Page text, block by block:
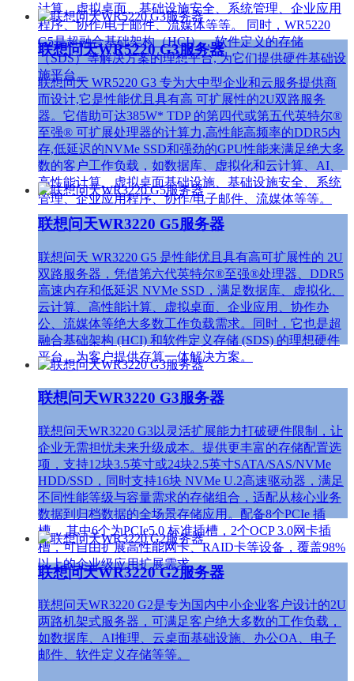
计算、虚拟桌面、基础设施安全、系统管理、企业应用
程序、协作/电子邮件、流媒体等等。 同时，WR5220
G5是超融合基础架构（HCI），软件定义的存储
（SDS）等解决方案的理想平台, 为它们提供硬件基础设
施平台。
联想问天WR5220 G3服务器
联想问天 WR5220 G3 专为大中型企业和云服务提供商
而设计,它是性能优且具有高 可扩展性的2U双路服务
器。它借助可达385W* TDP 的第四代或第五代英特尔®
至强® 可扩展处理器的计算力,高性能高频率的DDR5内
存,低延迟的NVMe SSD和强劲的GPU性能来满足绝大多
数的客户工作负载，如数据库、虚拟化和云计算、AI、
高性能计算、虚拟桌面基础设施、基础设施安全、系统
管理、企业应用程序、协作/电子邮件、流媒体等等。
联想问天WR3220 G5服务器
联想问天 WR3220 G5 是性能优且具有高可扩展性的 2U
双路服务器，凭借第六代英特尔®至强®处理器、DDR5
高速内存和低延迟 NVMe SSD，满足数据库、虚拟化、
云计算、高性能计算、虚拟桌面、企业应用、协作办
公、流媒体等绝大多数工作负载需求。同时，它也是超
融合基础架构 (HCI) 和软件定义存储 (SDS) 的理想硬件
平台，为客户提供存算一体解决方案。
联想问天WR3220 G3服务器
联想问天WR3220 G3以灵活扩展能力打破硬件限制，让
企业无需担忧未来升级成本。提供更丰富的存储配置选
项，支持12块3.5英寸或24块2.5英寸SATA/SAS/NVMe
HDD/SSD，同时支持16块 NVMe U.2高速驱动器，满足
不同性能等级与容量需求的存储组合，适配从核心业务
数据到归档数据的全场景存储应用。配备8个PCIe 插
槽， 其中6个为PCIe5.0 标准插槽，2个OCP 3.0网卡插
槽，可自由扩展高性能网卡、RAID卡等设备，覆盖98%
以上的企业级应用扩展需求。
联想问天WR3220 G2服务器
联想问天WR3220 G2是专为国内中小企业客户设计的2U
两路机架式服务器，可满足客户绝大多数的工作负载，
如数据库、AI推理、云桌面基础设施、办公OA、电子
邮件、软件定义存储等等。